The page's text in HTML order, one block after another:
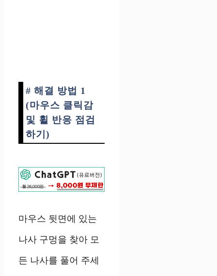
# 해결 방법 1
(마우스 클릭감
및 휠 반응 점검
하기)
마우스 뒷면에 있는
나사 구멍을 찾아 모
든 나사를 풀어 주세